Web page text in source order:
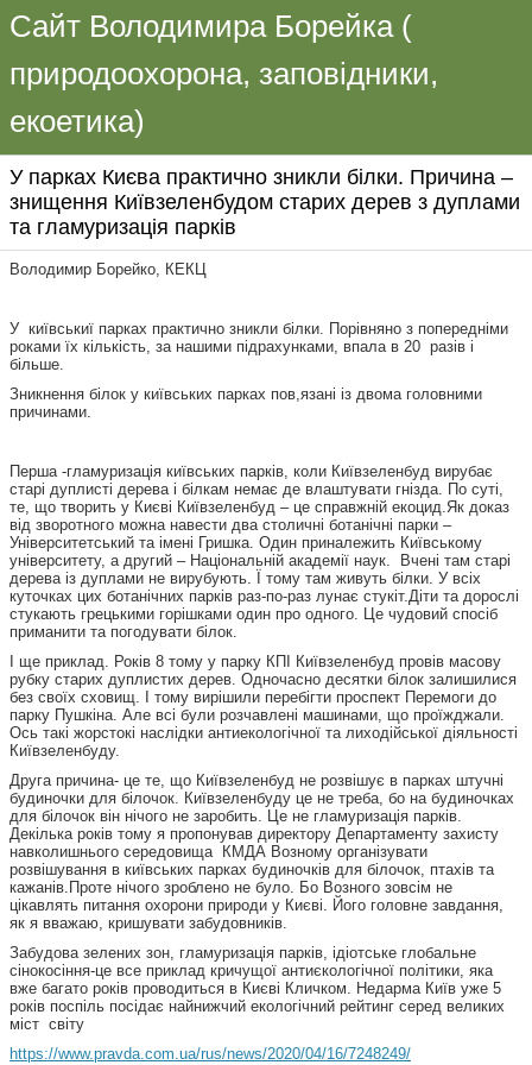
Сайт Володимира Борейка (
природоохорона, заповідники,
екоетика)
У парках Києва практично зникли білки. Причина –
знищення Київзеленбудом старих дерев з дуплами
та гламуризація парків
Володимир Борейко, КЕКЦ
У київськиї парках практично зникли білки. Порівняно з попередніми
роками їх кількість, за нашими підрахунками, впала в 20 разів і
більше.
Зникнення білок у київських парках пов,язані із двома головними
причинами.
Перша -гламуризація київських парків, коли Київзеленбуд вирубає
старі дуплисті дерева і білкам немає де влаштувати гнізда. По суті,
те, що творить у Києві Київзеленбуд – це справжній екоцид.Як доказ
від зворотного можна навести два столичні ботанічні парки –
Університетський та імені Гришка. Один приналежить Київському
університету, а другий – Національній академії наук. Вчені там старі
дерева із дуплами не вирубують. Ї тому там живуть білки. У всіх
куточках цих ботанічних парків раз-по-раз лунає стукіт.Діти та дорослі
стукають грецькими горішками один про одного. Це чудовий спосіб
приманити та погодувати білок.
І ще приклад. Років 8 тому у парку КПІ Київзеленбуд провів масову
рубку старих дуплистих дерев. Одночасно десятки білок залишилися
без своїх сховищ. І тому вирішили перебігти проспект Перемоги до
парку Пушкіна. Але всі були розчавлені машинами, що проїжджали.
Ось такі жорстокі наслідки антиекологічної та лиходійської діяльності
Київзеленбуду.
Друга причина- це те, що Київзеленбуд не розвішує в парках штучні
будиночки для білочок. Київзеленбуду це не треба, бо на будиночках
для білочок він нічого не заробить. Це не гламуризація парків.
Декілька років тому я пропонував директору Департаменту захисту
навколишнього середовища КМДА Возному організувати
розвішування в київських парках будиночків для білочок, птахів та
кажанів.Проте нічого зроблено не було. Бо Возного зовсім не
цікавлять питання охорони природи у Києві. Його головне завдання,
як я вважаю, кришувати забудовників.
Забудова зелених зон, гламуризація парків, ідіотське глобальне
сінокосіння-це все приклад кричущої антиєкологічної політики, яка
вже багато років проводиться в Києві Кличком. Недарма Київ уже 5
років поспіль посідає найнижчий екологічний рейтинг серед великих
міст світу
https://www.pravda.com.ua/rus/news/2020/04/16/7248249/